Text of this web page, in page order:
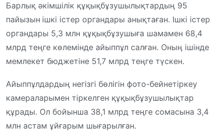
Барлық әкімшілік құқықбұзушылықтардың 95
пайызын ішкі істер органдары анықтаған. Ішкі істер
органдары 5,3 млн құқықбұзушыға шамамен 68,4
млрд теңге көлемінде айыппұл салған. Оның ішінде
мемлекет бюджетіне 51,7 млрд теңге түскен.
Айыппұлдардың негізгі бөлігін фото-бейнетіркеу
камераларымен тіркелген құқықбұзушылықтар
құрады. Ол бойынша 38,1 млрд теңге сомасына 3,4
млн астам ұйғарым шығарылған.